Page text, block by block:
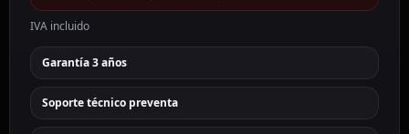
IVA incluido
Garantía 3 años
Soporte técnico preventa